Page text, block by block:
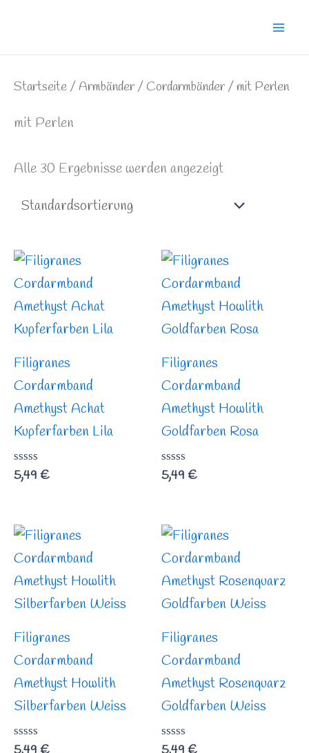
springen
Startseite/Armbänder/ Cordarmbänder/ mit Perlen
mit Perlen
Alle 30 Ergebnisse werden angezeigt
Filigranes
Cordarmband
Amethyst Achat
Kupferfarben Lila
Bewertet
mit
5,49 €
Filigranes
Cordarmband
Amethyst Howlith
Goldfarben Rosa
Bewertet
mit
5,49 €
Filigranes
Cordarmband
Amethyst Howlith
Silberfarben Weiss
Bewertet
Filigranes
Cordarmband
Amethyst Rosenquarz
Goldfarben Weiss
Bewertet